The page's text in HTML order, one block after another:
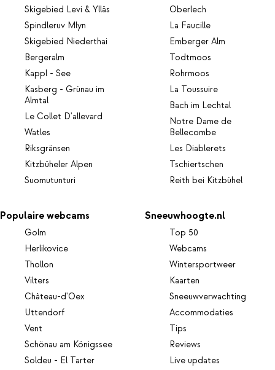
Skigebied Levi & Ylläs
Spindleruv Mlyn
Skigebied Niederthai
Bergeralm
Kappl - See
Kasberg - Grünau im
Almtal
Le Collet D'allevard
Watles
Riksgränsen
Kitzbüheler Alpen
Suomutunturi
Oberlech
La Faucille
Emberger Alm
Todtmoos
Rohrmoos
La Toussuire
Bach im Lechtal
Notre Dame de
Bellecombe
Les Diablerets
Tschiertschen
Reith bei Kitzbühel
Populaire webcams
Golm
Herlikovice
Thollon
Vilters
Château-d'Oex
Uttendorf
Vent
Schönau am Königssee
Soldeu - El Tarter
Sneeuwhoogte.nl
Top 50
Webcams
Wintersportweer
Kaarten
Sneeuwverwachting
Accommodaties
Tips
Reviews
Live updates